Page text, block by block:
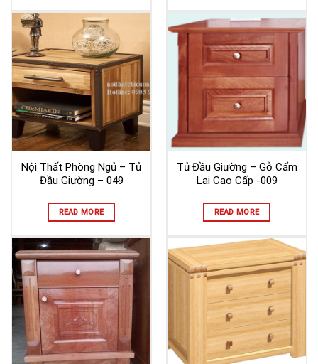
Nội Thất Phòng Ngủ – Tủ
Đầu Giường – 049
READ MORE
Tủ Đầu Giường – Gỗ Cẩm
Lai Cao Cấp -009
READ MORE